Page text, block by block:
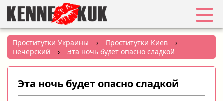
Избранное
Вход
Регистрация
Проститутки Украины › Проститутки Киев
›
Печерский
› Эта ночь будет опасно сладкой
Эта ночь будет опасно сладкой